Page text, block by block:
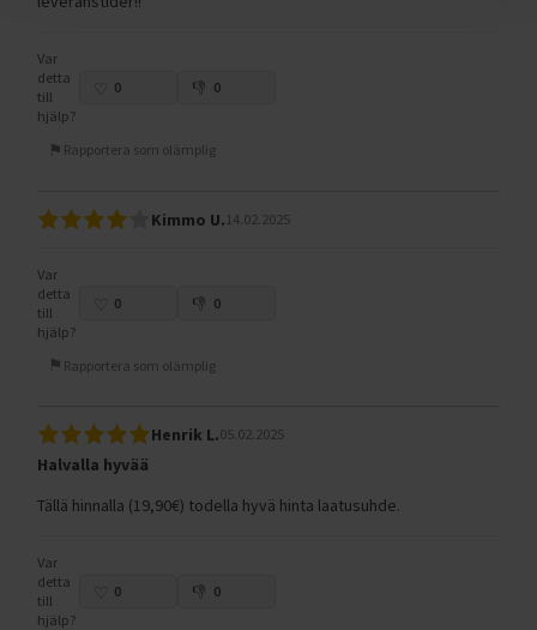
Var
detta
till
hjälp?
0 0
Rapportera som olämplig
Kimmo U. 14.02.2025
Var
detta
till
hjälp?
0 0
Rapportera som olämplig
Henrik L.05.02.2025
Halvalla hyvää
Tällä hinnalla (19,90€) todella hyvä hinta laatusuhde.
Var
detta
till
hjälp?
0 0